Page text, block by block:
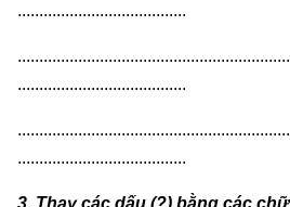
.......................................
.......................................
.......................................